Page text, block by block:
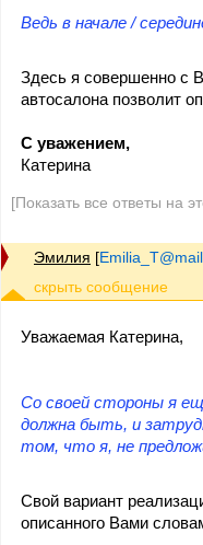
Ведь в начале /
Здесь я совершенно с
автосалона позволит
С уважением,
Катерина
[Показать все ответы на
Эмилия [
Уважаемая Катерина,
Со своей стороны я
должна быть, и
том, что я, не
Свой вариант
описанного Вами